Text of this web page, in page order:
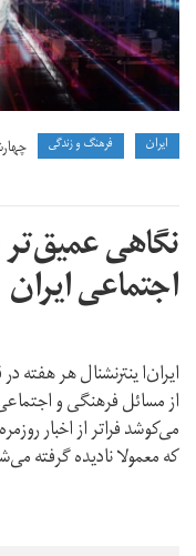
ايران فرهنگ و زندگی چهارشنبه, ۳۱
نگاهی
اجتماعی ایران
ایران‌ا ینترنشنال هر هفته
از مسائل فرهنگی و
می‌کوشد فراتر از اخبار
که معمولا نادیده گرفته